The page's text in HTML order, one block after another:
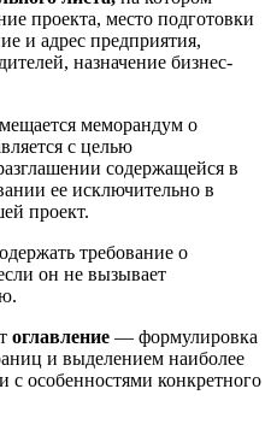
проекта, место подготовки
и адрес предприятия,
назначение бизнес-
меморандум о
с целью
содержащейся в
ее исключительно в
проект.
требование о
он не вызывает
оглавление — формулировка
и выделением наиболее
с особенностями конкретного